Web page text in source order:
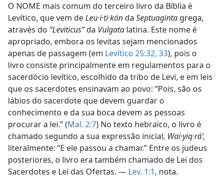
O NOME mais comum do terceiro livro da Bíblia é
Levítico, que vem deLeu·i·ti·kónda Septuaginta grega,
através do “Leviticus”da Vulgata latina. Este nome é
apropriado, embora os levitas sejam mencionados
apenas de passagem (em Levítico 25:32, 33), pois o
livro consiste principalmente em regulamentos para o
sacerdócio levítico, escolhido da tribo de Levi, e em leis
que os sacerdotes ensinavam ao povo: “Pois, são os
lábios do sacerdote que devem guardar o
conhecimento e da sua boca devem as pessoas
procurar a lei.” (Mal. 2:7) No texto hebraico, o livro é
chamado segundo a sua expressão inicial, Wai·yiq·ráʼ,
literalmente: “E ele passou a chamar.” Entre os judeus
posteriores, o livro era também chamado de Lei dos
Sacerdotes e Lei das Ofertas. — Lev. 1:1, nota.